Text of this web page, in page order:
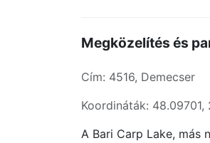
Megközelítés és
Cím: 4516, Demecser
Koordináták: 48.09701,
A Bari Carp Lake, más